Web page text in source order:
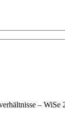
– WiSe